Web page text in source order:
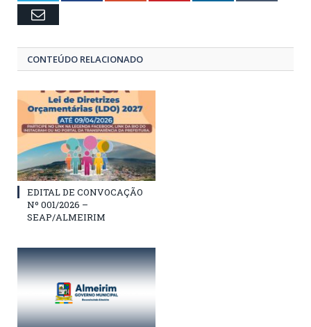
Email
CONTEÚDO RELACIONADO
EDITAL DE CONVOCAÇÃO
Nº 001/2026 –
SEAP/ALMEIRIM